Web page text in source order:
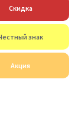
Скидка
знак
Акция